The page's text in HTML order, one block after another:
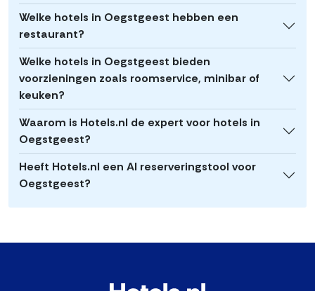
Welke hotels in Oegstgeest hebben een
restaurant?
Welke hotels in Oegstgeest bieden
voorzieningen zoals roomservice, minibar of
keuken?
Waarom is Hotels.nl de expert voor hotels in
Oegstgeest?
Heeft Hotels.nl een AI reserveringstool voor
Oegstgeest?